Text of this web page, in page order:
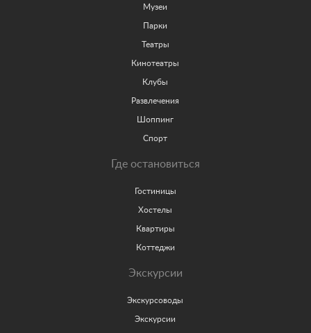
Музеи
Парки
Театры
Кинотеатры
Клубы
Развлечения
Шоппинг
Спорт
Где остановиться
Гостиницы
Хостелы
Квартиры
Коттеджи
Экскурсии
Экскурсоводы
Экскурсии